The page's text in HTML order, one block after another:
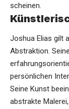
scheinen.
Joshua Elias gilt
Abstraktion.
persönlichen
Seine Kunst
abstrakte